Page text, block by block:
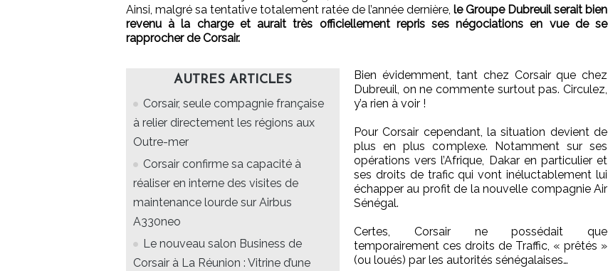
Ainsi, malgré sa tentative totalement ratée de l’année dernière, le Groupe Dubreuil serait bien
revenu à la charge et aurait très officiellement repris ses négociations en vue de se
rapprocher de Corsair.
AUTRES ARTICLES
Corsair, seule compagnie française
à relier directement les régions aux
Outre-mer
Corsair confirme sa capacité à
réaliser en interne des visites de
maintenance lourde sur Airbus
A330neo
Le nouveau salon Business de
Corsair à La Réunion : Vitrine d’une
Bien évidemment, tant chez Corsair que chez
Dubreuil, on ne commente surtout pas. Circulez,
y’a rien à voir !
Pour Corsair cependant, la situation devient de
plus en plus complexe. Notamment sur ses
opérations vers l’Afrique, Dakar en particulier et
ses droits de trafic qui vont inéluctablement lui
échapper au profit de la nouvelle compagnie Air
Sénégal.
Certes, Corsair ne possédait que
temporairement ces droits de Traffic, « prêtés »
(ou loués) par les autorités sénégalaises…